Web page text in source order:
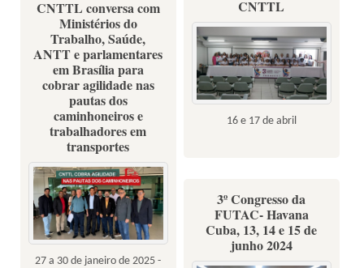
CNTTL
16 e 17 de abril
CNTTL conversa com
Ministérios do
Trabalho, Saúde,
ANTT e parlamentares
em Brasília para
cobrar agilidade nas
pautas dos
caminhoneiros e
trabalhadores em
transportes
27 a 30 de janeiro de 2025 -
3º Congresso da
FUTAC- Havana
Cuba, 13, 14 e 15 de
junho 2024